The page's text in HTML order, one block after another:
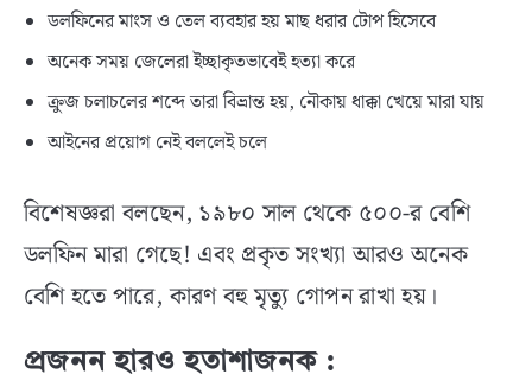
ডলফিনের মাংস ও তেল ব্যবহার হয় মাছ ধরার টোপ হিসেবে
অনেক সময় জেলেরা ইচ্ছাকৃতভাবেই হত্যা করে
ক্রুজ চলাচলের শব্দে তারা বিভ্রান্ত হয়, নৌকায় ধাক্কা খেয়ে মারা যায়
আইনের প্রয়োগ নেই বললেই চলে
বিশেষজ্ঞরা বলছেন, ১৯৮০ সাল থেকে ৫০০-র বেশি
ডলফিন মারা গেছে! এবং প্রকৃত সংখ্যা আরও অনেক
বেশি হতে পারে, কারণ বহু মৃত্যু গোপন রাখা হয়।
প্রজনন হারও হতাশাজনক :